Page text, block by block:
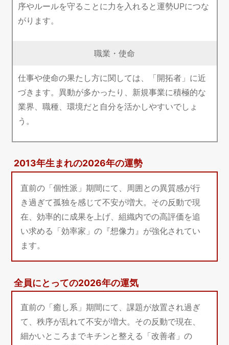
序やルールを守ることに力を入れると運勢UPにつな
がります。
職業・使命
仕事や使命の果たし方に関しては、「開拓者」に近
づきます。異動が多かったり、新規事業に積極的な
業界、職種、環境だと自分を活かしやすいでしょ
う。
2013年生まれの2026年の運勢
直前の「個性派」期間にて、周囲との異質感が行
き過ぎて孤独を感じて不安が増大。その反動で現
在、効率的に成果を上げ、組織内での高評価を追
い求める「効率家」の『想像力』が強化されてい
ます。
全員にとっての2026年の運気
直前の「癒し系」期間にて、課題が放置され過ぎ
て、秩序が乱れて不安が増大。その反動で現在、
細かいところまでキチンと整える「改善者」の